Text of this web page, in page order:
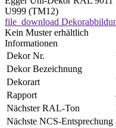
U999 (TM12)
file_download
Kein Muster erhältlich
Informationen
Dekor Nr.
Dekor Bezeichnung
Dekorart
Rapport
Nächster RAL-Ton
Nächste NCS-Entsprechung